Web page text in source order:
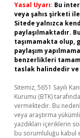
Yasal Uyarı: Bu
veya şahıs şirketi
Sitede yalnızca
paylaşılmaktadır.
taşımamakta olup,
paylaşım
benzerlikleri
taslak halindedir
Sitemiz, 5651 Sayılı
Kurumu (BTK)
vermektedir. Bu
veya araştırma
yazdıkları içeriklerin
bu sorumluluğu kabul